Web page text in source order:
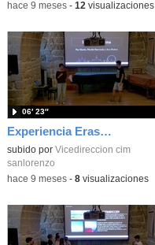
-hace 9 meses- 12 visualizaciones
Experiencia Erasmus - Viena, Austria
Contenido educativo.
subido por Vicedireccion cim
sanlorenzo
06′ 23″
-hace 9 meses- 8visualizaciones